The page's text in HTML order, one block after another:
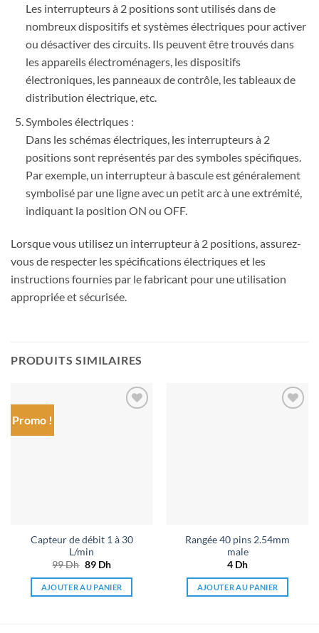
Les interrupteurs à 2 positions sont utilisés dans de
nombreux dispositifs et systèmes électriques pour activer
ou désactiver des circuits. Ils peuvent être trouvés dans
les appareils électroménagers, les dispositifs
électroniques, les panneaux de contrôle, les tableaux de
distribution électrique, etc.
Symboles électriques :
Dans les schémas électriques, les interrupteurs à 2
positions sont représentés par des symboles spécifiques.
Par exemple, un interrupteur à bascule est généralement
symbolisé par une ligne avec un petit arc à une extrémité,
indiquant la position ON ou OFF.
Lorsque vous utilisez un interrupteur à 2 positions, assurez-
vous de respecter les spécifications électriques et les
instructions fournies par le fabricant pour une utilisation
appropriée et sécurisée.
PRODUITS SIMILAIRES
Promo !
Capteur de débit 1 à 30
L/min
99Dh Le
initial
était :
89 DhLe
actuel
est :
AJOUTER AU PANIER
Rangée 40 pins 2.54mm
male
4 Dh
AJOUTER AU PANIER